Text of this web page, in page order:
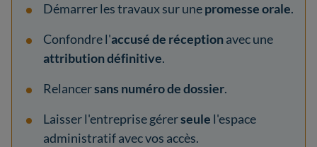
Démarrer les travaux sur unepromesse orale.
Confondre l'accusé de réceptionavec une
attribution définitive.
Relancersans numéro de dossier.
Laisser l'entreprise gérerseule l'espace
administratif avec vos accès.